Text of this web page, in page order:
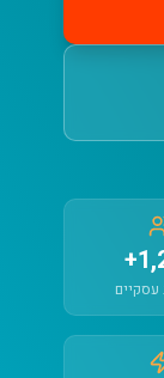
עסקיים